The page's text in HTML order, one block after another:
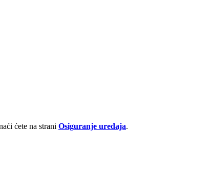
ćete na strani Osiguranje uređaja.